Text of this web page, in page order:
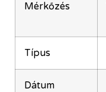
Mérkőzés
Típus
Dátum